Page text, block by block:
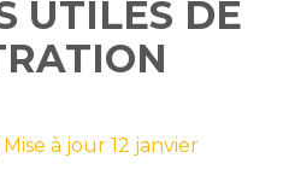
UTILES DE
Mise à jour 12 janvier